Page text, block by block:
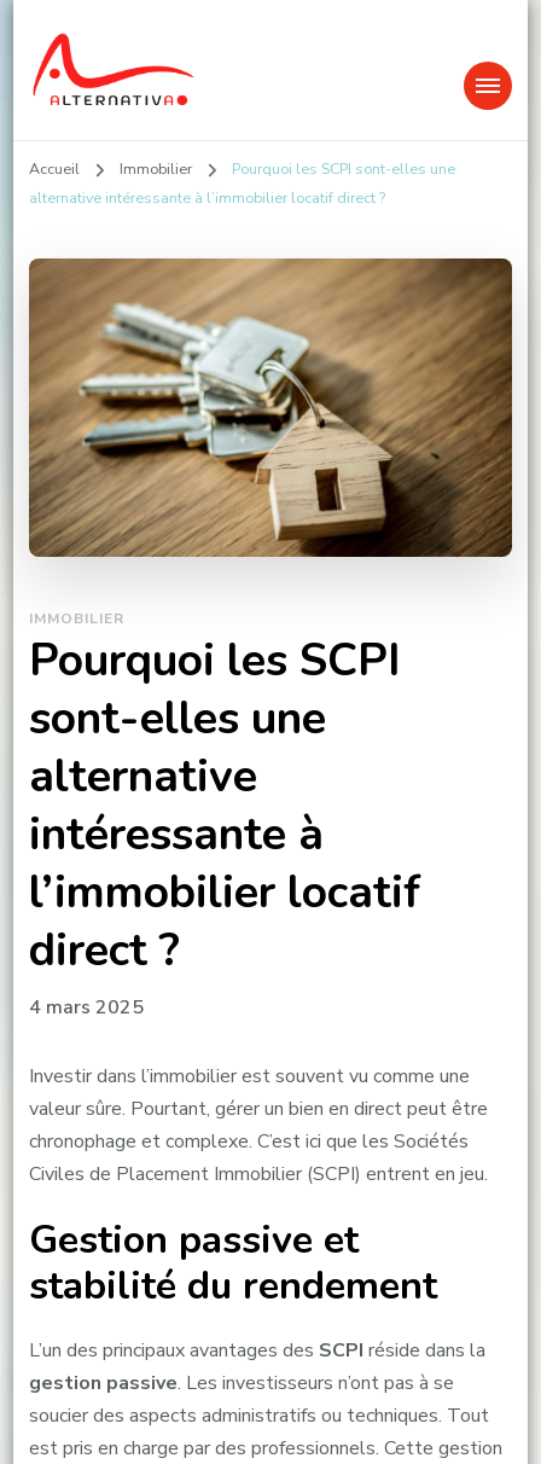
Alternativa
Accueil Immobilier
Pourquoi les SCPI sont-elles une
alternative intéressante à l’immobilier locatif direct ?
IMMOBILIER
Pourquoi les SCPI
sont-elles une
alternative
intéressante à
l’immobilier locatif
direct ?
4 mars 2025
Investir dans l’immobilier est souvent vu comme une
valeur sûre. Pourtant, gérer un bien en direct peut être
chronophage et complexe. C’est ici que les Sociétés
Civiles de Placement Immobilier (SCPI) entrent en jeu.
Gestion passive et
stabilité du rendement
L’un des principaux avantages des SCPI réside dans la
gestion passive. Les investisseurs n’ont pas à se
soucier des aspects administratifs ou techniques. Tout
est pris en charge par des professionnels. Cette gestion